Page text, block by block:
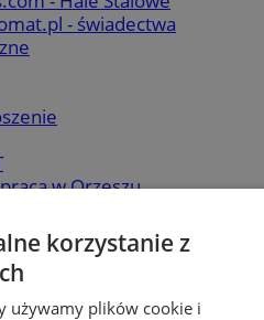
- świadectwa
w Orzeszu
korzystanie z
używamy plików cookie i